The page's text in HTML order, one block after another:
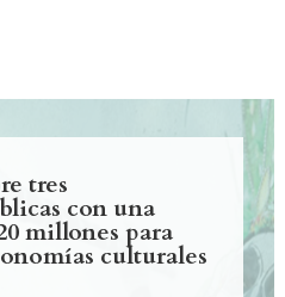
tres
con una
millones para
culturales